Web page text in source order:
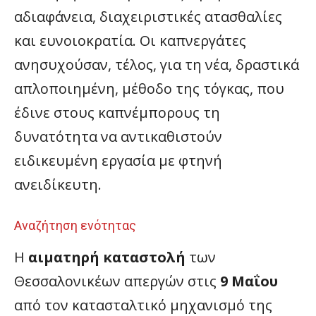
αδιαφάνεια, διαχειριστικές ατασθαλίες
και ευνοιοκρατία. Οι καπνεργάτες
ανησυχούσαν, τέλος, για τη νέα, δραστικά
απλοποιημένη, μέθοδο της τόγκας, που
έδινε στους καπνέμπορους τη
δυνατότητα να αντικαθιστούν
ειδικευμένη εργασία με φτηνή
ανειδίκευτη.
Αναζήτηση ενότητας
H αιματηρή καταστολή των
Θεσσαλονικέων απεργών στις 9 Μαΐου
από τον κατασταλτικό μηχανισμό της